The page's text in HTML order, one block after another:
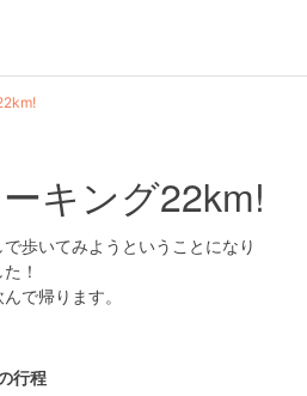
キング22km!
歩いてみようということになり
！
で帰ります。
行程